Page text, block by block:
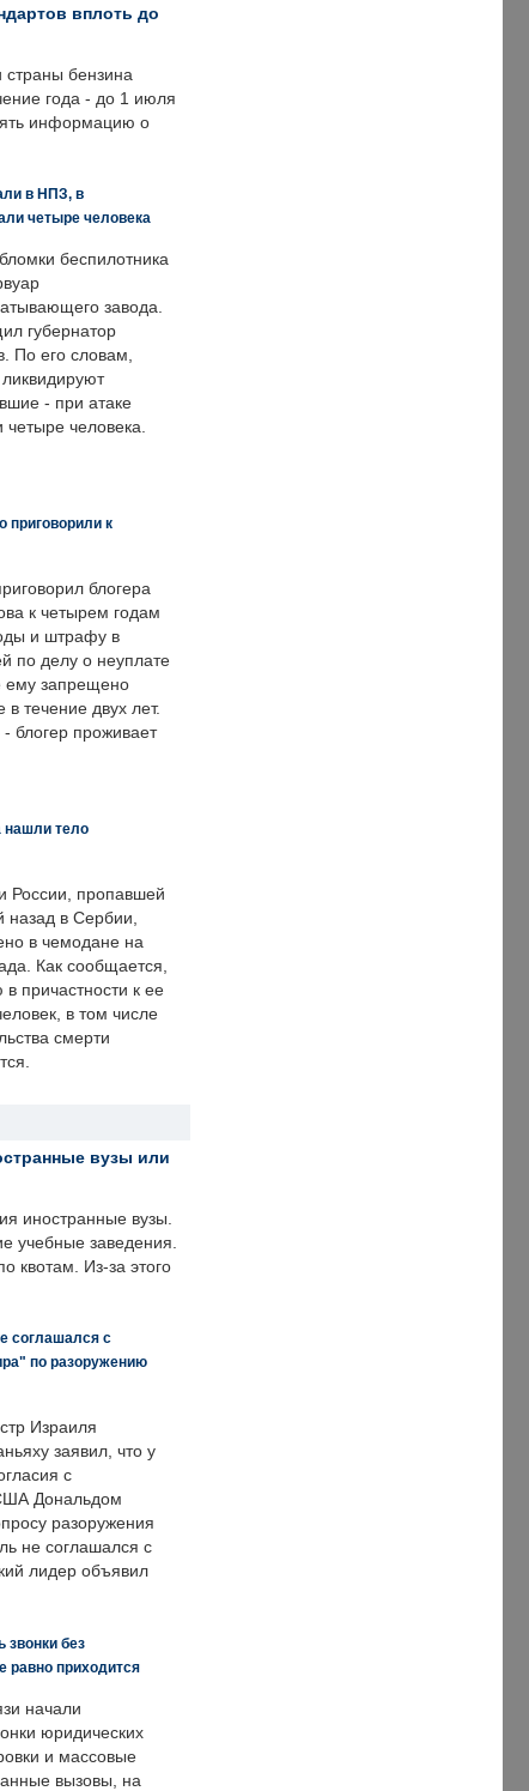
вплоть до
страны бензина
года - до 1 июля
информацию о
в НПЗ, в
четыре человека
беспилотника
завода.
губернатор
По его словам,
- при атаке
человека.
приговорили к
блогера
к четырем годам
и штрафу в
по делу о неуплате
ему запрещено
в течение двух лет.
блогер проживает
нашли тело
России, пропавшей
назад в Сербии,
в чемодане на
Как сообщается,
причастности к ее
в том числе
смерти
вузы или
иностранные вузы.
учебные заведения.
квотам. Из-за этого
соглашался с
по разоружению
Израиля
заявил, что у
с
Дональдом
разоружения
не соглашался с
лидер объявил
звонки без
равно приходится
начали
юридических
и массовые
вызовы, на